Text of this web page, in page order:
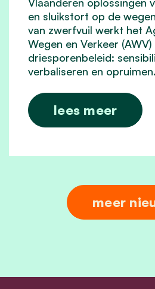
en sluikstort op de
van zwerfvuil werkt het
Wegen en Verkeer
driesporenbeleid:
verbaliseren en opruimen.
lees meer
meer